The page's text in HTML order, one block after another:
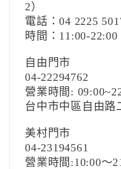
2）
電話：04 2225
時間：11:00-22:00
自由門市
04-22294762
營業時間:
台中市中區自由路
美村門市
04-23194561
營業時間:10:00～